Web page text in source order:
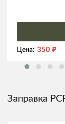
Цена: 350 ₽
Заправка